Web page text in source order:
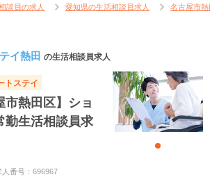
談員の求人 愛知県の生活相談員求人 名古屋市
イ熱田 の生活相談員求人
トステイ
市熱田区】ショ
勤生活相談員求
番号：696967